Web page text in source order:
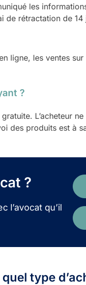
les
de rétractation de
ligne, les ventes
?
L’acheteur
des produits est à
?
l’avocat qu’il
type